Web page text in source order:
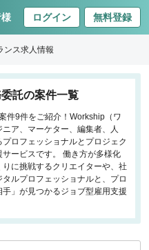
ログイン 無料登録
ンス求人情報
託の案件一覧
件9件をご紹介！Workship（ワ
ア、マーケター、編集者、人
ロフェッショナルとプロジェク
ービスです。 働き方が多様化
に挑戦するクリエイターや、社
ルプロフェッショナルと、プロ
」が見つかるジョブ型雇用支援
ア